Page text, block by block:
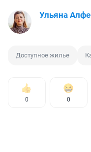
Ульяна
Доступное жилье
0 0